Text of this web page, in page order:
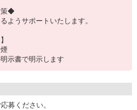
策◆
ようサポートいたします。
示書で明示します
募ください。